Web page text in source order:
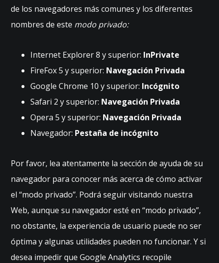
de los navegadores más comunes y los diferentes
nombres de este modo privado:
Internet Explorer 8 y superior: InPrivate
FireFox 5 y superior: Navegación Privada
Google Chrome 10 y superior: Incógnito
Safari 2 y superior: Navegación Privada
Opera 5 y superior: Navegación Privada
Navegador: Pestaña de incógnito
Por favor, lea atentamente la sección de ayuda de su
navegador para conocer más acerca de cómo activar
el “modo privado”. Podrá seguir visitando nuestra
Web, aunque su navegador esté en “modo privado”,
no obstante, la experiencia de usuario puede no ser
óptima y algunas utilidades pueden no funcionar. Y si
desea impedir que Google Analytics recopile
o
of
za
s.